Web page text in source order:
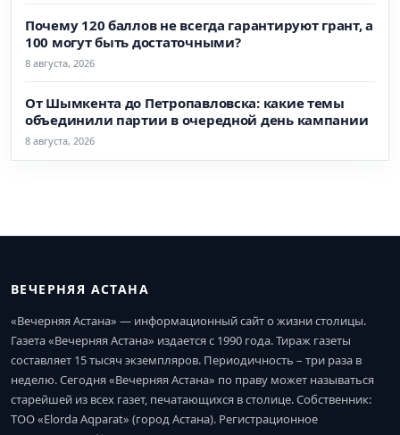
Почему 120 баллов не всегда гарантируют грант, а
100 могут быть достаточными?
8 августа, 2026
От Шымкента до Петропавловска: какие темы
объединили партии в очередной день кампании
8 августа, 2026
ВЕЧЕРНЯЯ АСТАНА
«Вечерняя Астана» — информационный сайт о жизни столицы.
Газета «Вечерняя Астана» издается с 1990 года. Тираж газеты
составляет 15 тысяч экземпляров. Периодичность – три раза в
неделю. Сегодня «Вечерняя Астана» по праву может называться
старейшей из всех газет, печатающихся в столице. Собственник:
ТОО «Elorda Aqparat» (город Астана). Регистрационное